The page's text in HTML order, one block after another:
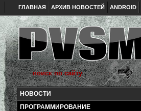
ГЛАВНАЯ АРХИВ НОВОСТЕЙ ANDROID
НОВОСТИ
ПРОГРАММИРОВАНИЕ